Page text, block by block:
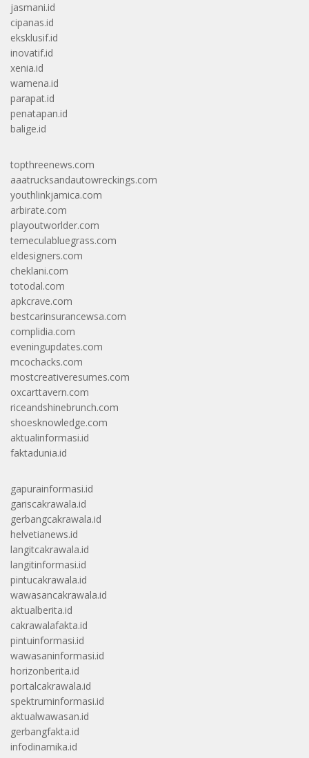
jasmani.id
cipanas.id
eksklusif.id
inovatif.id
xenia.id
wamena.id
parapat.id
penatapan.id
balige.id
topthreenews.com
aaatrucksandautowreckings.com
youthlinkjamica.com
arbirate.com
playoutworlder.com
temeculabluegrass.com
eldesigners.com
cheklani.com
totodal.com
apkcrave.com
bestcarinsurancewsa.com
complidia.com
eveningupdates.com
mcochacks.com
mostcreativeresumes.com
oxcarttavern.com
riceandshinebrunch.com
shoesknowledge.com
aktualinformasi.id
faktadunia.id
gapurainformasi.id
gariscakrawala.id
gerbangcakrawala.id
helvetianews.id
langitcakrawala.id
langitinformasi.id
pintucakrawala.id
wawasancakrawala.id
aktualberita.id
cakrawalafakta.id
pintuinformasi.id
wawasaninformasi.id
horizonberita.id
portalcakrawala.id
spektruminformasi.id
aktualwawasan.id
gerbangfakta.id
infodinamika.id